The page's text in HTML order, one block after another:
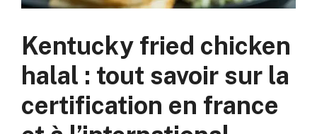
Kentucky fried chicken
halal : tout savoir sur la
certification en france